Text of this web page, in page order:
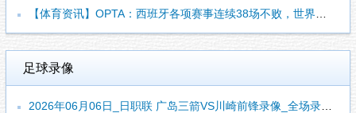
【体育资讯】OPTA：西班牙各项赛事连续38场不败，世界杯夺
足球录像
2026年06月06日_日职联 广岛三箭VS川崎前锋录像_全场录像【全场回放】